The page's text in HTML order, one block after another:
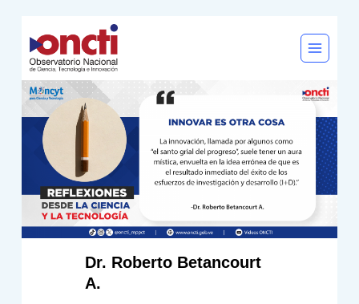
al
contenido
Dr. Roberto Betancourt
A.